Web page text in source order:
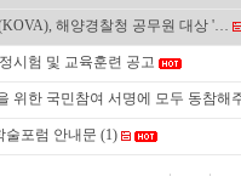
해양경찰청 공무원 대상 '…
시험 및 교육훈련 공고
위한 국민참여 서명에 모두 동참해
술포럼 안내문 (1)